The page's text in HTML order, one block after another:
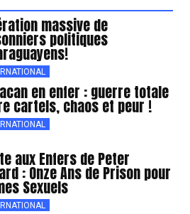
massive de
politiques
en enfer : guerre totale
cartels, chaos et peur !
aux Enfers de Peter
: Onze Ans de Prison pour
Sexuels